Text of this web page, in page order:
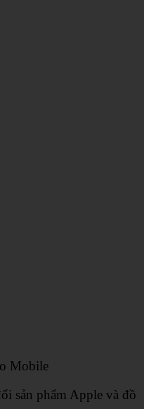
Mobile
sản phẩm Apple và đồ